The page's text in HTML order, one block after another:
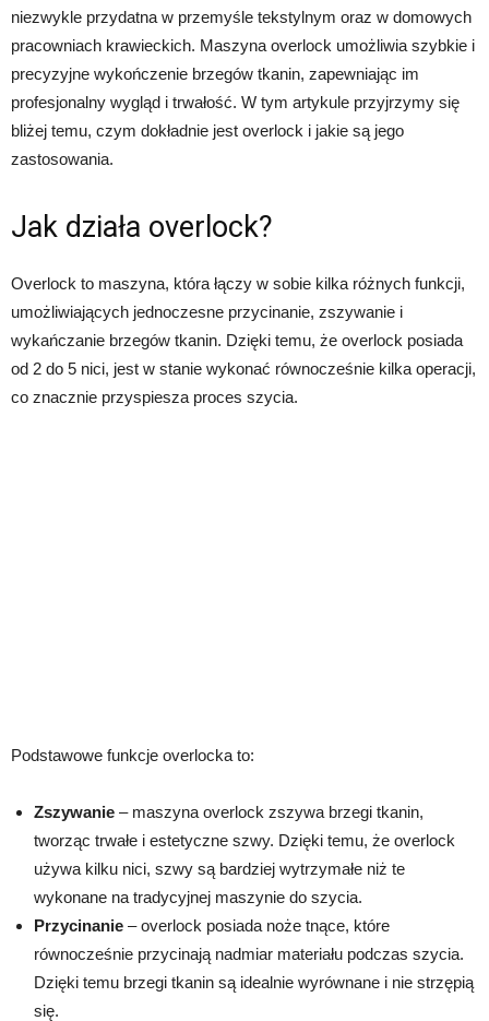
niezwykle przydatna w przemyśle tekstylnym oraz w domowych
pracowniach krawieckich. Maszyna overlock umożliwia szybkie i
precyzyjne wykończenie brzegów tkanin, zapewniając im
profesjonalny wygląd i trwałość. W tym artykule przyjrzymy się
bliżej temu, czym dokładnie jest overlock i jakie są jego
zastosowania.
Jak działa overlock?
Overlock to maszyna, która łączy w sobie kilka różnych funkcji,
umożliwiających jednoczesne przycinanie, zszywanie i
wykańczanie brzegów tkanin. Dzięki temu, że overlock posiada
od 2 do 5 nici, jest w stanie wykonać równocześnie kilka operacji,
co znacznie przyspiesza proces szycia.
Podstawowe funkcje overlocka to:
Zszywanie – maszyna overlock zszywa brzegi tkanin,
tworząc trwałe i estetyczne szwy. Dzięki temu, że overlock
używa kilku nici, szwy są bardziej wytrzymałe niż te
wykonane na tradycyjnej maszynie do szycia.
Przycinanie – overlock posiada noże tnące, które
równocześnie przycinają nadmiar materiału podczas szycia.
Dzięki temu brzegi tkanin są idealnie wyrównane i nie strzępią
się.